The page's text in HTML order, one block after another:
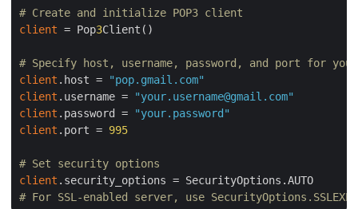
# Create and initialize POP3 client
client = Pop3Client()
# Specify host, username, password, and port for
client .host =
"pop.gmail.com"
client .username =
"your.username@gmail.com"
client .password =
"your.password"
client .port = 995
# Set security options
client
# For SSL-enabled server, use